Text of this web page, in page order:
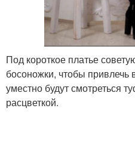
Под короткое платье
босоножки, чтобы
уместно будут смотреться
расцветкой.